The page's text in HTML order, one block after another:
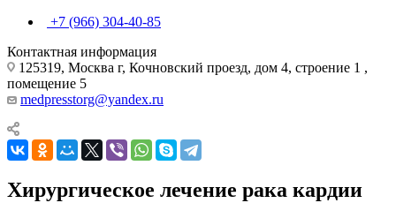
+7 (966) 304-40-85
Контактная информация
125319, Москва г, Кочновский проезд, дом 4, строение 1 ,
помещение 5
medpresstorg@yandex.ru
Хирургическое лечение рака кардии